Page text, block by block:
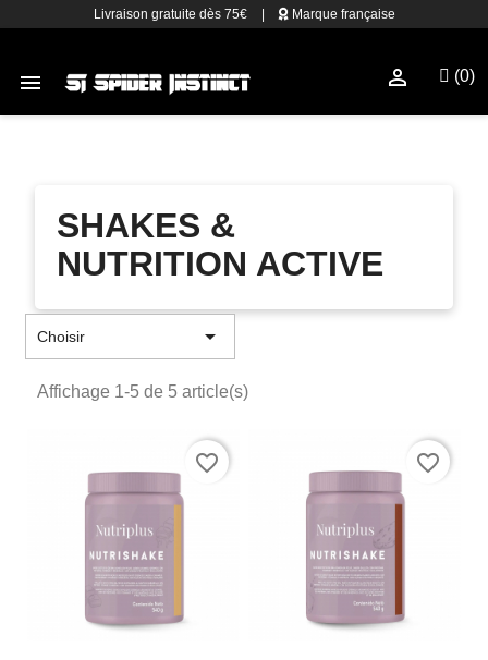
Livraison gratuite dès 75€ Marque française
 (0)

SHAKES &
NUTRITION ACTIVE
Choisir 
Affichage 1-5 de 5 article(s)
favorite_border favorite_border